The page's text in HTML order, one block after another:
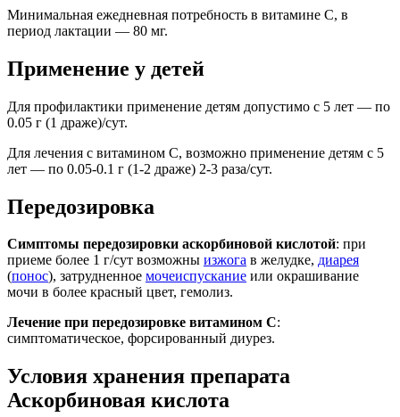
Минимальная ежедневная потребность в витамине C, в
период лактации — 80 мг.
Применение у детей
Для профилактики применение детям допустимо с 5 лет — по
0.05 г (1 драже)/сут.
Для лечения с витамином C, возможно применение детям с 5
лет — по 0.05-0.1 г (1-2 драже) 2-3 раза/сут.
Передозировка
Симптомы передозировки аскорбиновой кислотой: при
приеме более 1 г/сут возможны изжога в желудке, диарея
(понос), затрудненное мочеиспускание или окрашивание
мочи в более красный цвет, гемолиз.
Лечение при передозировке витамином С:
симптоматическое, форсированный диурез.
Условия хранения препарата
Аскорбиновая кислота